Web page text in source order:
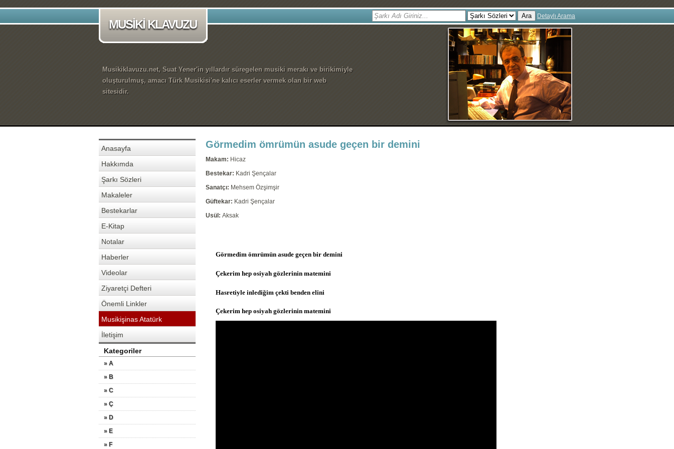
MUSİKİ KLAVUZU
Ara Detaylı Arama
Musikiklavuzu.net, Suat Yener'in yıllardır süregelen musiki merakı ve birikimiyle
oluşturulmuş, amacı Türk Musikisi'ne kalıcı eserler vermek olan bir web
sitesidir.
Anasayfa
Hakkımda
Şarkı Sözleri
Makaleler
Bestekarlar
E-Kitap
Notalar
Haberler
Videolar
Ziyaretçi Defteri
Önemli Linkler
Musikişinas Atatürk
İletişim
Kategoriler
» A
» B
» C
» Ç
» D
» E
» F
Görmedim ömrümün asude geçen bir demini
Makam: Hicaz
Bestekar: Kadri Şençalar
Sanatçı: Mehsem Özşimşir
Güftekar: Kadri Şençalar
Usül: Aksak
Görmedim ömrümün asude geçen bir demini
Çekerim hep osiyah gözlerinin matemini
Hasretiyle inlediğim çekti benden elini
Çekerim hep osiyah gözlerinin matemini